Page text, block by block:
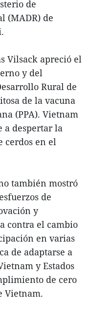
de
(MADR) de
Vilsack apreció el
y del
Rural de
de la vacuna
(PPA). Vietnam
a despertar la
cerdos en el
también mostró
de
y
contra el cambio
en varias
de adaptarse a
y Estados
de cero
Vietnam.